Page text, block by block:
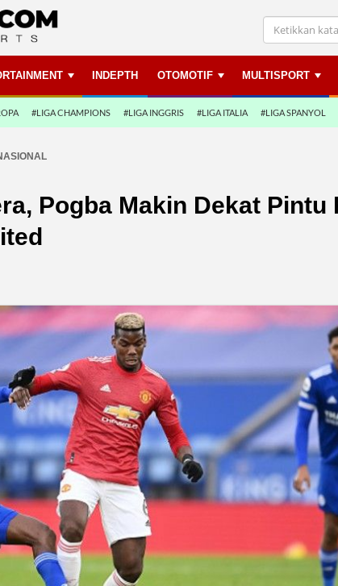
INDEPTH OTOMOTIF MULTISPORT
#LIGA CHAMPIONS #LIGA INGGRIS #LIGA ITALIA #LIGA SPANYOL
Pogba Makin Dekat Pintu